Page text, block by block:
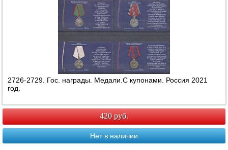
2726-2729. Гос. награды. Медали.С купонами. Россия 2021
год.
420 руб.
Нет в наличии